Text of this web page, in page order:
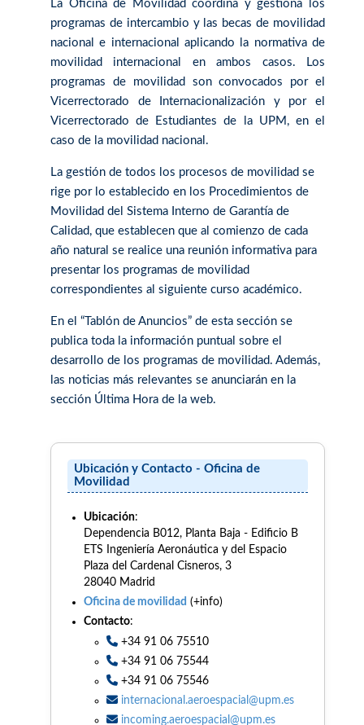
La Oficina de Movilidad coordina y gestiona los
programas de intercambio y las becas de movilidad
nacional e internacional aplicando la normativa de
movilidad internacional en ambos casos. Los
programas de movilidad son convocados por el
Vicerrectorado de Internacionalización y por el
Vicerrectorado de Estudiantes de la UPM, en el
caso de la movilidad nacional.
La gestión de todos los procesos de movilidad se
rige por lo establecido en los Procedimientos de
Movilidad del Sistema Interno de Garantía de
Calidad, que establecen que al comienzo de cada
año natural se realice una reunión informativa para
presentar los programas de movilidad
correspondientes al siguiente curso académico.
En el “Tablón de Anuncios” de esta sección se
publica toda la información puntual sobre el
desarrollo de los programas de movilidad. Además,
las noticias más relevantes se anunciarán en la
sección Última Hora de la web.
Ubicación y Contacto - Oficina de
Movilidad
Ubicación:
Dependencia B012, Planta Baja - Edificio B
ETS Ingeniería Aeronáutica y del Espacio
Plaza del Cardenal Cisneros, 3
28040 Madrid
Oficina de movilidad (+info)
Contacto:
+34 91 06 75510
+34 91 06 75544
+34 91 06 75546
internacional.aeroespacial@upm.es
incoming.aeroespacial@upm.es